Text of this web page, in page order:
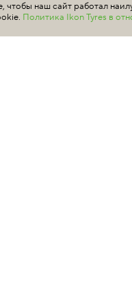
наш сайт работал
Политика Ikon Tyres в